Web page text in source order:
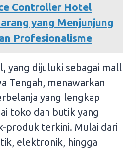
Controller Hotel
yang Menjunjung
Profesionalisme
yang dijuluki sebagai mall
Tengah, menawarkan
yang lengkap
toko dan butik yang
produk terkini. Mulai dari
elektronik, hingga